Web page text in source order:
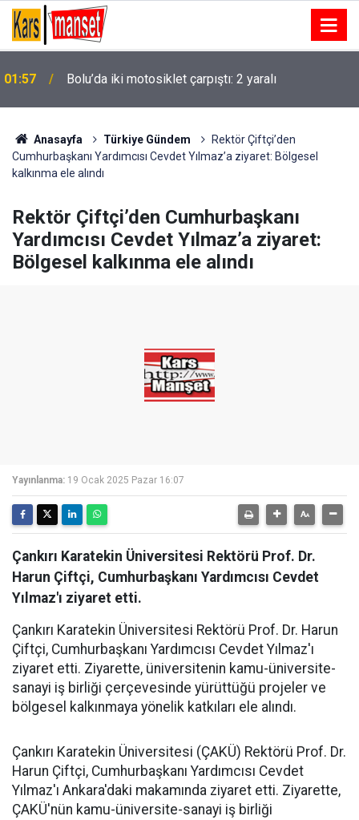
01:54 Eskişehir’de bıçaklı kavga: 1’i ağır, 2 yaralı
Anasayfa Türkiye Gündem
Rektör Çiftçi’den
Cumhurbaşkanı Yardımcısı Cevdet Yılmaz’a ziyaret: Bölgesel
kalkınma ele alındı
Rektör Çiftçi’den Cumhurbaşkanı
Yardımcısı Cevdet Yılmaz’a ziyaret:
Bölgesel kalkınma ele alındı
Yayınlanma: 19 Ocak 2025 Pazar 16:07
Çankırı Karatekin Üniversitesi Rektörü Prof. Dr.
Harun Çiftçi, Cumhurbaşkanı Yardımcısı Cevdet
Yılmaz'ı ziyaret etti.
Çankırı Karatekin Üniversitesi Rektörü Prof. Dr. Harun
Çiftçi, Cumhurbaşkanı Yardımcısı Cevdet Yılmaz'ı
ziyaret etti. Ziyarette, üniversitenin kamu-üniversite-
sanayi iş birliği çerçevesinde yürüttüğü projeler ve
bölgesel kalkınmaya yönelik katkıları ele alındı.
Çankırı Karatekin Üniversitesi (ÇAKÜ) Rektörü Prof. Dr.
Harun Çiftçi, Cumhurbaşkanı Yardımcısı Cevdet
Yılmaz'ı Ankara'daki makamında ziyaret etti. Ziyarette,
ÇAKÜ'nün kamu-üniversite-sanayi iş birliği